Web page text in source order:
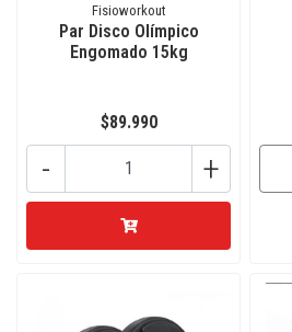
Fisioworkout
Par Disco Olímpico
Engomado 15kg
$89.990
+
-